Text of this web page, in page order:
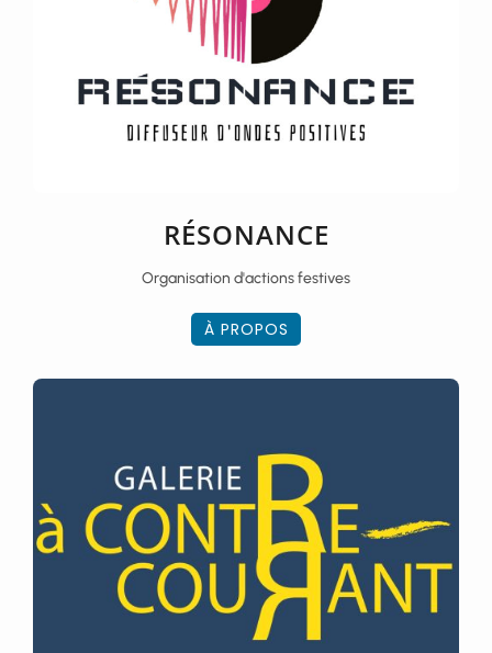
RÉSONANCE
Organisation d'actions festives
À PROPOS